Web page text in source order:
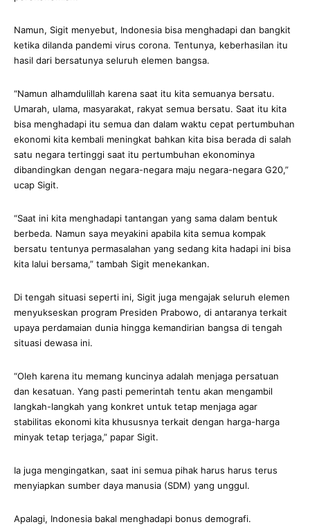
Namun, Sigit menyebut, Indonesia bisa menghadapi dan bangkit
ketika dilanda pandemi virus corona. Tentunya, keberhasilan itu
hasil dari bersatunya seluruh elemen bangsa.
“Namun alhamdulillah karena saat itu kita semuanya bersatu.
Umarah, ulama, masyarakat, rakyat semua bersatu. Saat itu kita
bisa menghadapi itu semua dan dalam waktu cepat pertumbuhan
ekonomi kita kembali meningkat bahkan kita bisa berada di salah
satu negara tertinggi saat itu pertumbuhan ekonominya
dibandingkan dengan negara-negara maju negara-negara G20,”
ucap Sigit.
“Saat ini kita menghadapi tantangan yang sama dalam bentuk
berbeda. Namun saya meyakini apabila kita semua kompak
bersatu tentunya permasalahan yang sedang kita hadapi ini bisa
kita lalui bersama,” tambah Sigit menekankan.
Di tengah situasi seperti ini, Sigit juga mengajak seluruh elemen
menyukseskan program Presiden Prabowo, di antaranya terkait
upaya perdamaian dunia hingga kemandirian bangsa di tengah
situasi dewasa ini.
“Oleh karena itu memang kuncinya adalah menjaga persatuan
dan kesatuan. Yang pasti pemerintah tentu akan mengambil
langkah-langkah yang konkret untuk tetap menjaga agar
stabilitas ekonomi kita khususnya terkait dengan harga-harga
minyak tetap terjaga,” papar Sigit.
Ia juga mengingatkan, saat ini semua pihak harus harus terus
menyiapkan sumber daya manusia (SDM) yang unggul.
Apalagi, Indonesia bakal menghadapi bonus demografi.